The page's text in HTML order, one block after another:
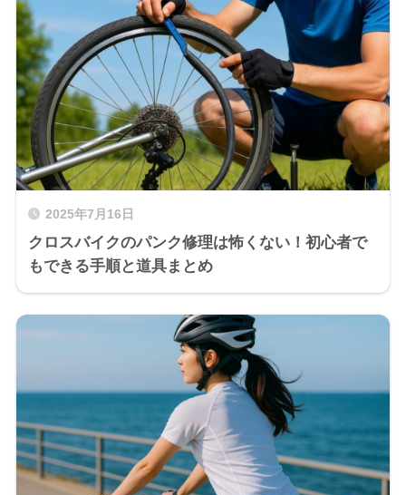
2025年7月16日
クロスバイクのパンク修理は怖くない！初心者で
もできる手順と道具まとめ